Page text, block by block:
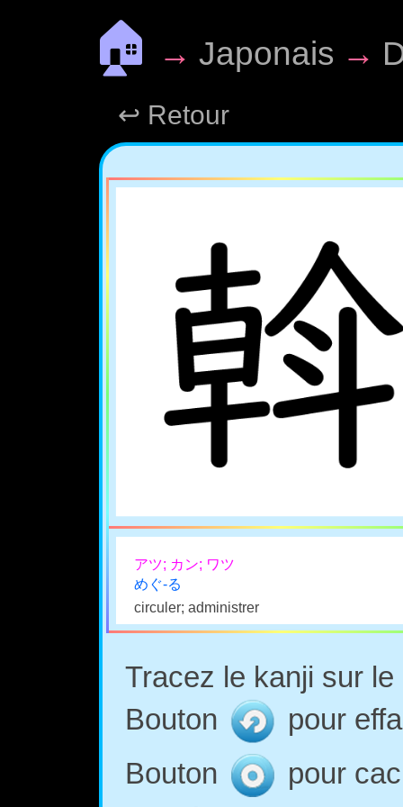
🏠 → Japonais →
↩ Retour
アツ; カン; ワツ
めぐ-る
circuler; administrer
Tracez le kanji sur
Bouton
pour
Bouton
pour